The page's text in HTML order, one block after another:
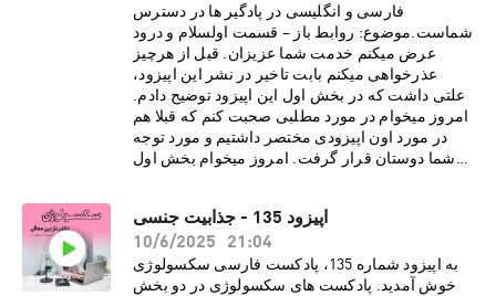
افراد· تفاوت میان فتیش و کینک در
چیست· لزوم داشتن رضایت مشتاقانه از پارتنر
برای انجام کینک و رفتار های جنسیدرباره دکتر نازنین
معالیدکتر نازنین معالی، روانشناس بالینی و
پژوهشگر روابط جنسی، دارای بورد فوق تخصصی در
بیمارستان کایزر هستند. هم اکنون مطب ایشان در
شهر لس آنجلس به صورت ویدیو تراپی، پذیرای
درمان مدد جویان می باشد. دکتر معالی با مطالعات و
تجربیات و دانسته های خود از طریق رسانه های
اجتماعی برای عموم مخاطبین فارسی زبان
هستند.اسپانسر
پادکست:https://www.promescent.com/?
فارسی و انگلیسی در پادگیر ها در دسترس
شماست.موضوع: روابط باز – قسمت اولسلام و درود
عرض میکنم خدمت شما عزیزان. قبل از هرچیز
عذرخواهی میکنم بابت تاخیر در نشر این اپیزود،
علتی داشت که در بخش اول این اپیزود توضیح دادم.
امروز میخوام در مورد مطلبی صحبت کنم که قبلا هم
در مورد اون اپیزودی مختصر داشتیم و مورد توجه
شما دوستان قرار گرفت. امروز میخوام بخش اول
شود به موارد زیر اشاره کرد:· انواع روابط باز چه
تعریف و چه محدودیتی دارد· این گونه روابط
برای چه افرادی خوب و برای چه افرادی نا مناسب
است· تفاوت روابط باز نوین با چند همسری در
اپیزود 135 - جذابیت جنسی
10/6/2025
21:04
به اپیزود شماره 135، پادکست فارسی سکسولوژی
خوش آمدید. پادکست های سکسولوژی در دو بخش